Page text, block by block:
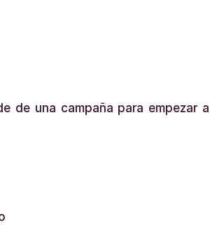
de una campaña para empezar a